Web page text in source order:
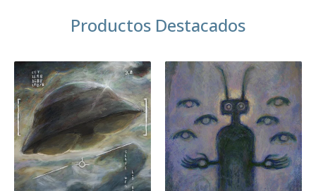
Productos Destacados